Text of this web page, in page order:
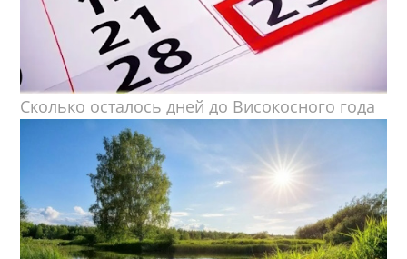
Сколько осталось дней до Високосного года